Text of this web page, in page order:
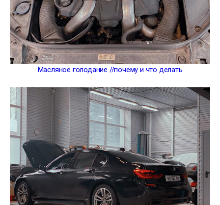
Масляное голодание //почему и что делать